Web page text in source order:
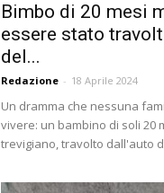
Bimbo di 20 mesi
essere stato
del...
Redazione - 18 Aprile 2024
Un dramma che nessuna
vivere: un bambino di soli 20
trevigiano, travolto dall'auto